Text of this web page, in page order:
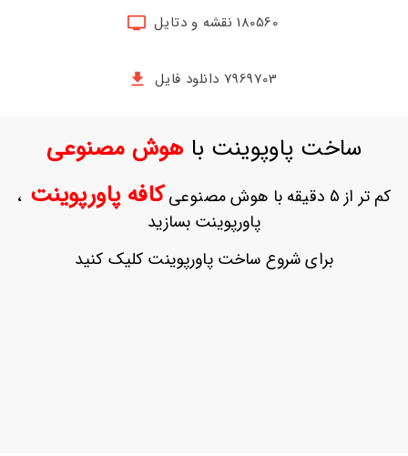
حساب
ثبت
بازیابی
180560 نقشه و دتایل
7969703 دانلود فایل
ساخت پاوپوینت باهوش مصنوعی
کم تر از 5 دقیقه با هوش مصنوعی کافه پاورپوینت ،
پاورپوینت بسازید
برای شروع ساخت پاورپوینت کلیک کنید